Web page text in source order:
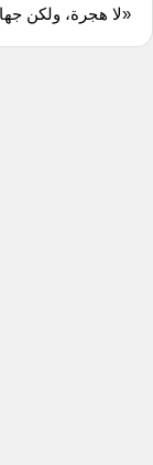
«لا هجرة، ولكن